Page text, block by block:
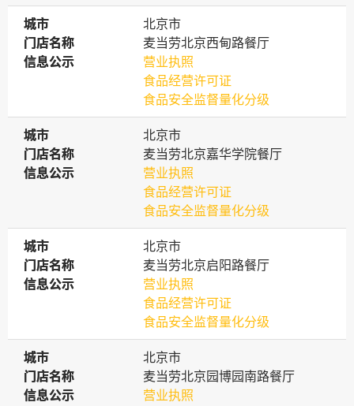
城市
城市
北京市
门店名称
门店名称
麦当劳北京西甸路餐厅
信息公示
信息公示
营业执照
食品经营许可证
食品安全监督量化分级
城市
城市
北京市
门店名称
门店名称
麦当劳北京嘉华学院餐厅
信息公示
信息公示
营业执照
食品经营许可证
食品安全监督量化分级
城市
城市
北京市
门店名称
门店名称
麦当劳北京启阳路餐厅
信息公示
信息公示
营业执照
食品经营许可证
食品安全监督量化分级
城市
城市
北京市
门店名称
门店名称
麦当劳北京园博园南路餐厅
信息公示
信息公示
营业执照